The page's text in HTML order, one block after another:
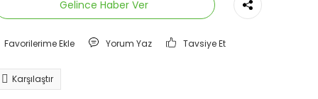
Gelince Haber Ver
Yorum Yaz Tavsiye Et
Karşılaştır